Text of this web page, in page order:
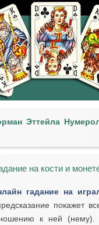
Эттейла
на кости и
гадание на
покажет
к ней (нему).